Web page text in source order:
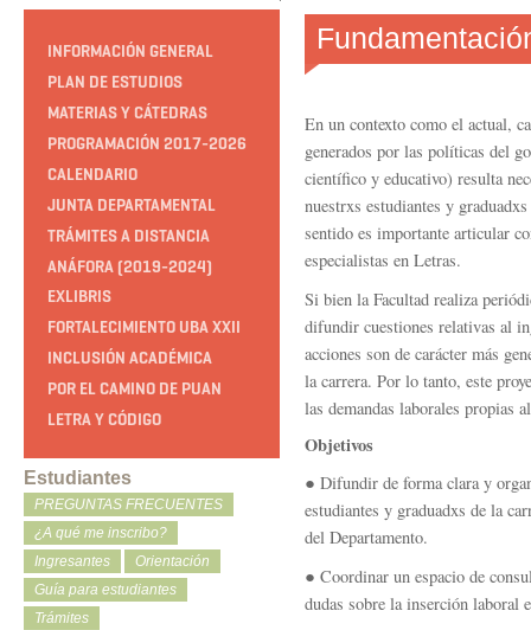
INFORMACIÓN GENERAL
PLAN DE ESTUDIOS
MATERIAS Y CÁTEDRAS
PROGRAMACIÓN 2017-2026
CALENDARIO
JUNTA DEPARTAMENTAL
TRÁMITES A DISTANCIA
ANÁFORA (2019-2024)
EXLIBRIS
FORTALECIMIENTO UBA XXII
INCLUSIÓN ACADÉMICA
POR EL CAMINO DE PUAN
LETRA Y CÓDIGO
Estudiantes
PREGUNTAS FRECUENTES
¿A qué me inscribo?
Ingresantes
Orientación
Guía para estudiantes
Trámites
En un contexto como el actual,
generados por las políticas del
científico y educativo) resulta
nuestrxs estudiantes y
sentido es importante articular
especialistas en Letras.
Si bien la Facultad realiza
difundir cuestiones relativas al
acciones son de carácter más
la carrera. Por lo tanto, este
las demandas laborales propias
Objetivos
● Difundir de forma clara y
estudiantes y graduadxs de la
del Departamento.
● Coordinar un espacio de
dudas sobre la inserción laboral